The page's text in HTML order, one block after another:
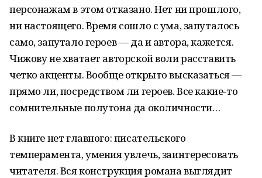
персонажам в этом отказано. Нет ни прошлого,
ни настоящего. Время сошло с ума, запуталось
само, запутало героев — да и автора, кажется.
Чижову не хватает авторской воли расставить
четко акценты. Вообще открыто высказаться —
прямо ли, посредством ли героев. Все какие-то
сомнительные полутона да околичности…
В книге нет главного: писательского
темперамента, умения увлечь, заинтересовать
читателя. Вся конструкция романа выглядит